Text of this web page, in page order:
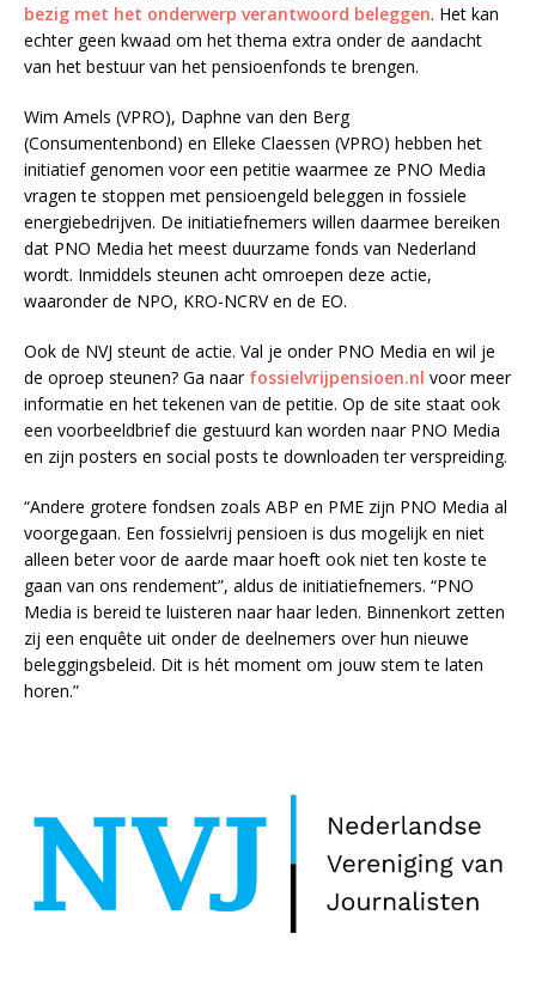
bezig met het onderwerp verantwoord beleggen. Het kan
echter geen kwaad om het thema extra onder de aandacht
van het bestuur van het pensioenfonds te brengen.
Wim Amels (VPRO), Daphne van den Berg
(Consumentenbond) en Elleke Claessen (VPRO) hebben het
initiatief genomen voor een petitie waarmee ze PNO Media
vragen te stoppen met pensioengeld beleggen in fossiele
energiebedrijven. De initiatiefnemers willen daarmee bereiken
dat PNO Media het meest duurzame fonds van Nederland
wordt. Inmiddels steunen acht omroepen deze actie,
waaronder de NPO, KRO-NCRV en de EO.
Ook de NVJ steunt de actie. Val je onder PNO Media en wil je
de oproep steunen? Ga naar fossielvrijpensioen.nl voor meer
informatie en het tekenen van de petitie. Op de site staat ook
een voorbeeldbrief die gestuurd kan worden naar PNO Media
en zijn posters en social posts te downloaden ter verspreiding.
“Andere grotere fondsen zoals ABP en PME zijn PNO Media al
voorgegaan. Een fossielvrij pensioen is dus mogelijk en niet
alleen beter voor de aarde maar hoeft ook niet ten koste te
gaan van ons rendement”, aldus de initiatiefnemers. “PNO
Media is bereid te luisteren naar haar leden. Binnenkort zetten
zij een enquête uit onder de deelnemers over hun nieuwe
beleggingsbeleid. Dit is hét moment om jouw stem te laten
horen.”